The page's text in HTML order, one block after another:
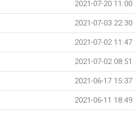
2021-07-20 11:00
2021-07-03 22:30
2021-07-02 11:47
2021-07-02 08:51
2021-06-17 15:37
2021-06-11 18:49